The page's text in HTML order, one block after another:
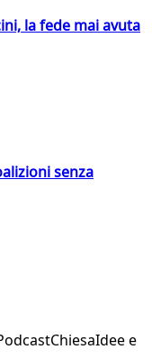
la fede mai avuta
senza
ChiesaIdee e